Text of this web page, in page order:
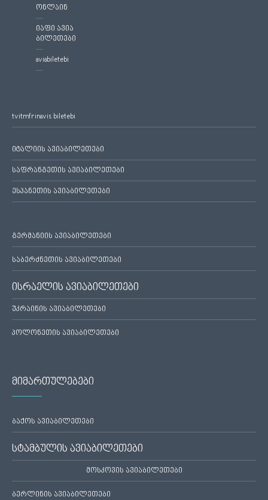
ონლაინ
იაფი ავია
ბილეთები
aviabiletebi
tvitmfrinavis biletebi
იტალიის ავიაბილეთები
საფრანგეთის ავიაბილეთები
ესპანეთის ავიაბილეთები
გერმანიის ავიაბილეთები
საბერძნეთის ავიაბილეთები
ისრაელის ავიაბილეთები
უკრაინის ავიაბილეთები
პოლონეთის ავიაბილეთები
მიმართულებები
ბაქოს ავიაბილეთები
სტამბულის ავიაბილეთები
მოსკოვის ავიაბილეთები
ბერლინის ავიაბილეთები